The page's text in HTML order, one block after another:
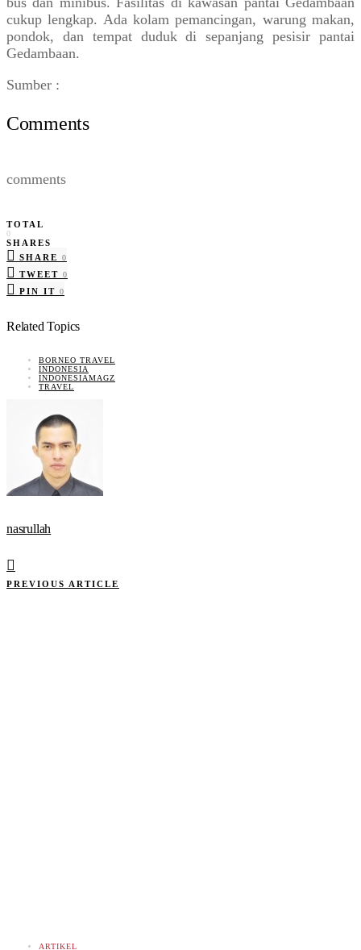
cukup lengkap. Ada kolam pemancingan, warung makan,
pondok, dan tempat duduk di sepanjang pesisir pantai
Gedambaan.
Sumber :
Comments
comments
TOTAL
0
SHARES
SHARE
0
TWEET 0
PIN IT 0
Related Topics
BORNEO TRAVEL
INDONESIA
INDONESIAMAGZ
TRAVEL
nasrullah
PREVIOUS ARTICLE
ARTIKEL